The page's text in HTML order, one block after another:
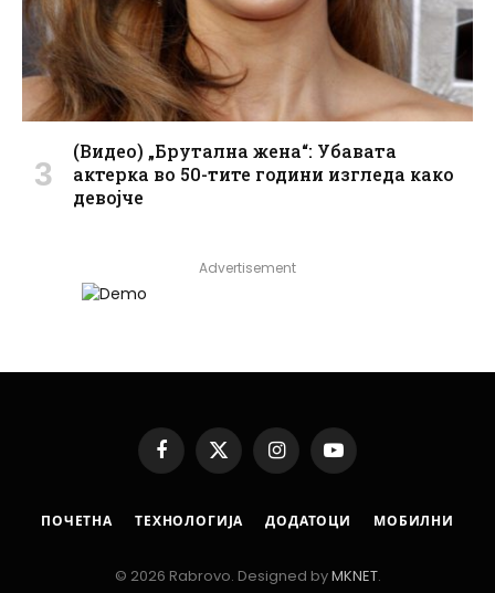
(Видео) „Брутална жена“: Убавата
актерка во 50-тите години изгледа како
девојче
Advertisement
Facebook
X
(Twitter)
InstagramYouTube
ПОЧЕТНА ТЕХНОЛОГИЈА ДОДАТОЦИ МОБИЛНИ
© 2026 Rabrovo. Designed byMKNET.